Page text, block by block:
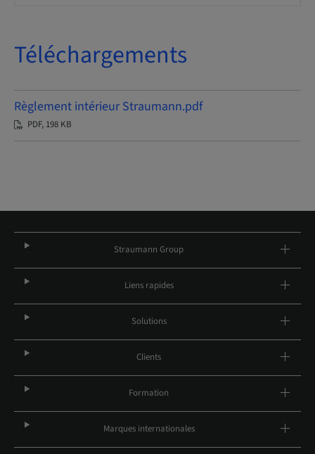
Téléchargements
Règlement intérieur Straumann.pdf
PDF, 198 KB
Straumann Group
Liens rapides
Solutions
Clients
Formation
Marques internationales